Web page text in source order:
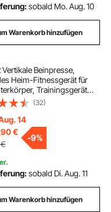
sobald Mo. Aug. 10
Warenkorb hinzufügen
Vertikale Beinpresse,
Heim-Fitnessgerät für
Trainingsgerät
verstellbares
für hochintensives
249,48 kg belastbar
(32)
14
90€
€
-9%
sobald Di. Aug. 11
Warenkorb hinzufügen